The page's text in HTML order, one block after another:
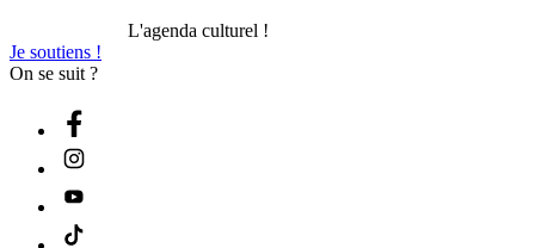
L'agenda culturel !
Je soutiens !
On se suit ?